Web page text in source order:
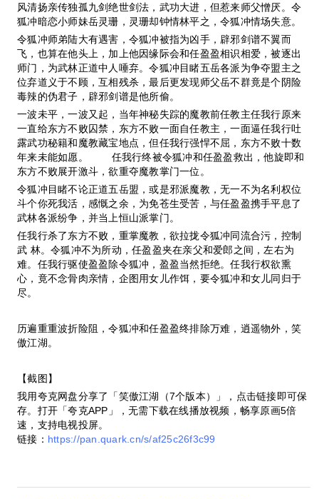
风清扬亲传独孤九剑绝世剑法，武功大进，但惹来师父憎厌。令
狐冲暗恋小师妹岳灵珊，灵珊却钟情林平之，令狐冲情场失意。
令狐冲师弟陆大有遇害，令狐冲被指为凶手，辟邪剑谱不翼而
飞，也算在他头上，加上他因缘际会和任盈盈相识相爱，被逐出
师门，为武林正道中人唾弃。令狐冲目睹五岳各派为争夺盟主之
位弃道义于不顾，互相残杀，最后更发现师父岳不群竟是个阴险
毒辣的伪君子，辟邪剑谱是他所偷。
一波未平，一波又起，当年神秘失踪的魔教前任教主任我行原来
一直给东方不败囚禁，东方不败一面自任教主，一面逼任我行吐
露武功秘籍和魔教藏宝地点，但任我行强悍不屈，东方不败十数
年来未能如愿。 任我行终被令狐冲和任盈盈救出，他旋即和
东方不败展开激斗，欲重夺魔教掌门一位。
令狐冲目睹不论正道五岳盟，或是邪派魔教，无一不为名利权位
斗个你死我活，感慨之余，为免苍生受苦，与任盈盈携手平息了
武林各派纷争，并当上恒山派掌门。
任我行杀了东方不败，重掌魔教，欲拉拢令狐冲同流合污，控制
武 林。令狐冲不为所动，任盈盈夹在亲父和爱郎之间，左右为
难。任我行驱使盈盈除令狐冲，盈盈当然拒绝。任我行权欲熏
心，竟不念骨肉亲情，企图用女儿作饵，要令狐冲和女儿同归于
尽。
历遍重重波折险阻，令狐冲和任盈盈终排除万难，逍遥物外，笑
傲江湖。
【截图】
我用夸克网盘分享了「笑傲江湖（7个版本）」，点击链接即可保
存。打开「夸克APP」，无需下载在线播放视频，畅享原画5倍
速，支持电视投屏。
链接： https://pan.quark.cn/s/af25c26f3c99